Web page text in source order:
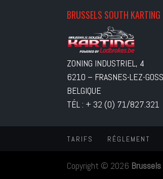
BRUSSELS SOUTH KARTING
ZONING INDUSTRIEL, 4
6210 – FRASNES-LEZ-
BELGIQUE
TÉL : + 32 (0) 71/827.321
TARIFS RÉGLEMENT
Copyright © 2026